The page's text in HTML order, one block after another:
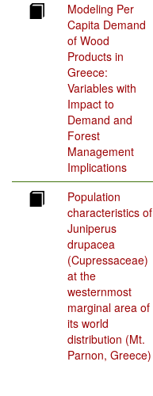
Modeling Per
Capita Demand
of Wood
Products in
Greece:
Variables with
Impact to
Demand and
Forest
Management
Implications
Population
characteristics of
Juniperus
drupacea
(Cupressaceae)
at the
westernmost
marginal area of
its world
distribution (Mt.
Parnon, Greece)